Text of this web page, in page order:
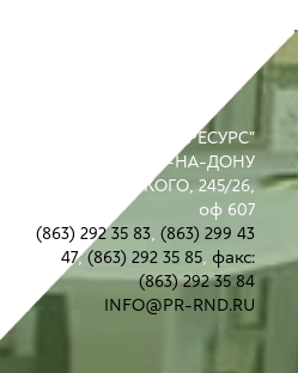
ООО "ПРОМРЕСУРС"
РОСТОВ-НА-ДОНУ
УЛ. М. ГОРЬКОГО, 245/26,
оф 607
(863) 292 35 83,(863) 299 43
47,(863) 292 35 85,факс:
(863) 292 35 84
INFO@PR-RND.RU